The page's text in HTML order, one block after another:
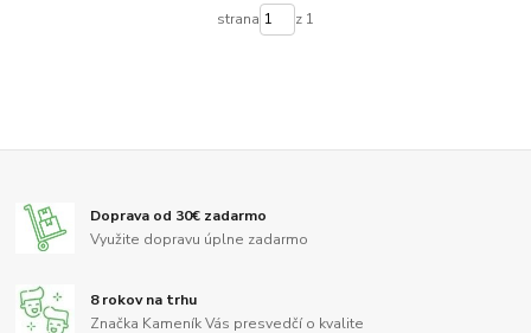
strana z 1
Doprava od 30€ zadarmo
Využite dopravu úplne zadarmo
8 rokov na trhu
Značka Kameník Vás presvedčí o kvalite